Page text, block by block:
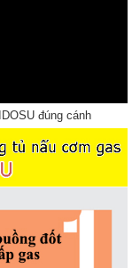
đúng cánh